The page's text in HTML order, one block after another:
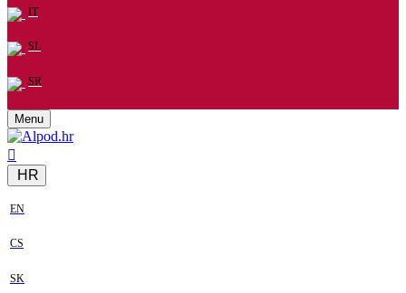
IT
SL
SR
Menu
HR
EN
CS
SK